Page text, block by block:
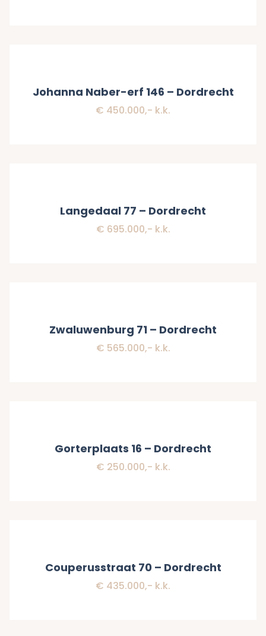
Johanna Naber-erf 146 – Dordrecht
€ 450.000,- k.k.
Langedaal 77 – Dordrecht
€ 695.000,- k.k.
Zwaluwenburg 71 – Dordrecht
€ 565.000,- k.k.
Gorterplaats 16 – Dordrecht
€ 250.000,- k.k.
Couperusstraat 70 – Dordrecht
€ 435.000,- k.k.